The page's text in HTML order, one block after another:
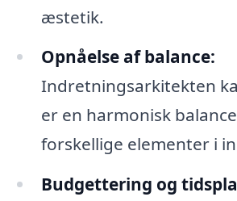
æstetik.
Opnåelse af balance:
Indretningsarkitekten
er en harmonisk
forskellige elementer i
Budgettering og